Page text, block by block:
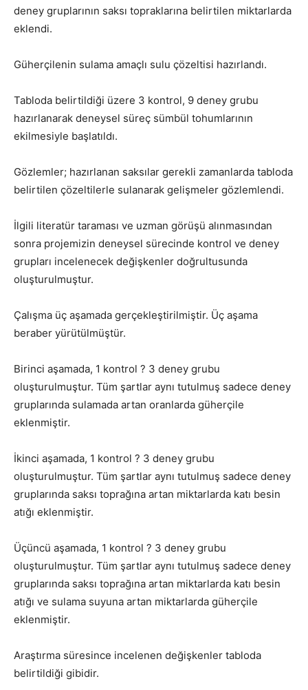
deney gruplarının saksı topraklarına belirtilen miktarlarda
eklendi.
Güherçilenin sulama amaçlı sulu çözeltisi hazırlandı.
Tabloda belirtildiği üzere 3 kontrol, 9 deney grubu
hazırlanarak deneysel süreç sümbül tohumlarının
ekilmesiyle başlatıldı.
Gözlemler; hazırlanan saksılar gerekli zamanlarda tabloda
belirtilen çözeltilerle sulanarak gelişmeler gözlemlendi.
İlgili literatür taraması ve uzman görüşü alınmasından
sonra projemizin deneysel sürecinde kontrol ve deney
grupları incelenecek değişkenler doğrultusunda
oluşturulmuştur.
Çalışma üç aşamada gerçekleştirilmiştir. Üç aşama
beraber yürütülmüştür.
Birinci aşamada, 1 kontrol ? 3 deney grubu
oluşturulmuştur. Tüm şartlar aynı tutulmuş sadece deney
gruplarında sulamada artan oranlarda güherçile
eklenmiştir.
İkinci aşamada, 1 kontrol ? 3 deney grubu
oluşturulmuştur. Tüm şartlar aynı tutulmuş sadece deney
gruplarında saksı toprağına artan miktarlarda katı besin
atığı eklenmiştir.
Üçüncü aşamada, 1 kontrol ? 3 deney grubu
oluşturulmuştur. Tüm şartlar aynı tutulmuş sadece deney
gruplarında saksı toprağına artan miktarlarda katı besin
atığı ve sulama suyuna artan miktarlarda güherçile
eklenmiştir.
Araştırma süresince incelenen değişkenler tabloda
belirtildiği gibidir.